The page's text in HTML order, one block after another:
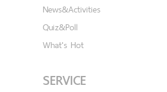
News&Activities
Quiz&Poll
What's Hot
SERVICE